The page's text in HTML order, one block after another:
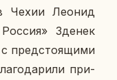
Чехии Леонид
Зденек
пред­сто­я­щи­ми
при­